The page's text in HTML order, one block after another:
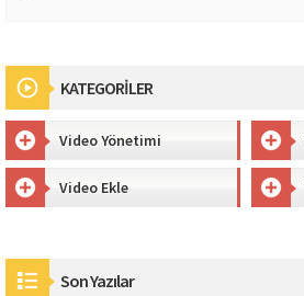
KATEGORİLER
Video Yönetimi
Video Ekle
Son Yazılar